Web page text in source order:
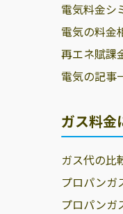
電気料金シ
電気の料金
再エネ賦課
電気の記事
ガス料金
ガス代の比
プロパンガ
プロパンガ